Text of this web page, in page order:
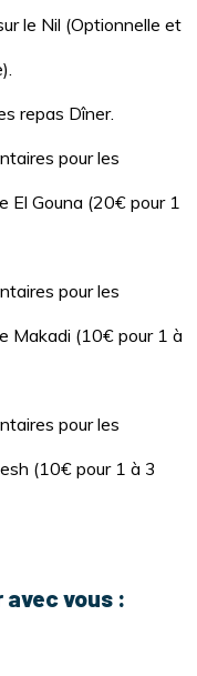
le Nil (Optionnelle et
repas Dîner.
pour les
El Gouna (20€ pour 1
pour les
Makadi (10€ pour 1 à
pour les
(10€ pour 1 à 3
vous :